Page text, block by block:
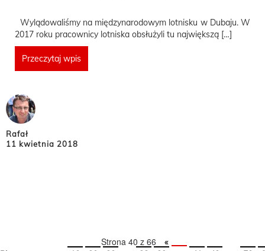
Wylądowaliśmy na międzynarodowym lotnisku w Dubaju. W
2017 roku pracownicy lotniska obsłużyli tu największą […]
Przeczytaj wpis
Rafał
11 kwietnia 2018
Strona 40 z 66
«